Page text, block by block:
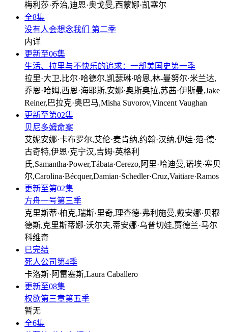
梅利莎·乔治,迪恩·奥戈曼,西蒙娜·凯塞尔
全8集
没有人会想念我们 第二季
内详
更新至06集
生活、拉里与不快乐的追求：一部美国史第一季
拉里·大卫,比尔·哈德尔,凯瑟琳·哈恩,林-曼努尔·米兰达,
乔恩·哈姆,西恩·海耶斯,安娜·奥斯奥拉,苏茜·伊斯曼,Jake
Reiner,巴拉克·奥巴马,Misha Suvorov,Vincent Vaughan
更新至第02集
贝尼多姆命案
艾妮安娜·卡布罗尔,艾伦·麦肯纳,约翰·汉纳,伊娃·范·德·
古奇特,伊恩·克宁汉,吉姆·英格利
氏,Samantha·Power,Tábata·Cerezo,阿里·哈迪曼,诺埃·塞贝
尔,Carolina·Bécquer,Damian·Schedler·Cruz,Vaitiare·Ramos
更新至第02集
方舟一号第三季
克里斯蒂·柏克,瑞斯·里奇,理查德·弗利施曼,戴安娜·贝穆
德斯,克里斯蒂娜·沃尔夫,蒂安娜·乌普切娃,贾德兰·马尔
科维奇
已完结
死人公司第4季
卡洛斯·阿雷塞斯,Laura Caballero
更新至08集
权欲第三章第五季
暂无
全6集